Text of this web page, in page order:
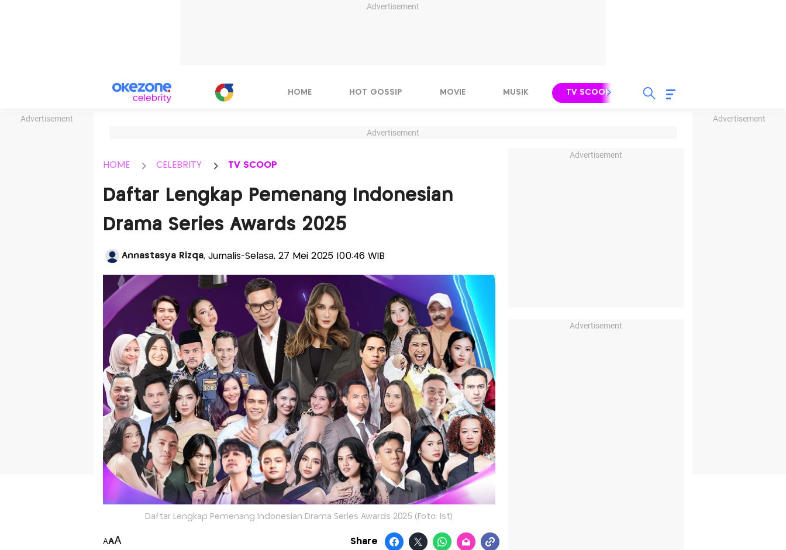
Advertisement
Advertisement Advertisement
HOME HOT GOSSIP MOVIE MUSIK TV SCOOP LIRIK
Advertisement
HOME CELEBRITY TV SCOOP
Daftar Lengkap Pemenang Indonesian
Drama Series Awards 2025
Annastasya Rizqa, Jurnalis-Selasa, 27 Mei 2025 |00:46 WIB
Daftar Lengkap Pemenang Indonesian Drama Series Awards 2025 (Foto: Ist)
AAA Share
Advertisement
Advertisement